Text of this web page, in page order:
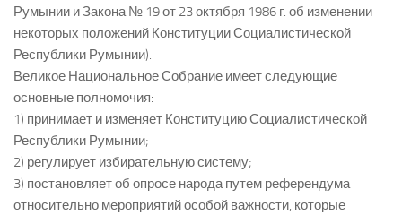
Румынии и Закона № 19 от 23 октября 1986 г. об изменении
некоторых положений Конституции Социалистической
Республики Румынии).
Великое Национальное Собрание имеет следующие
основные полномочия:
1) принимает и изменяет Конституцию Социалистической
Республики Румынии;
2) регулирует избирательную систему;
3) постановляет об опросе народа путем референдума
относительно мероприятий особой важности, которые